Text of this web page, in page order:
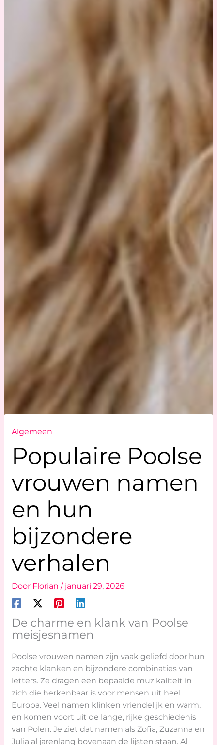
Algemeen
Populaire Poolse
vrouwen namen
en hun
bijzondere
verhalen
Door Florian / januari 29, 2026
De charme en klank van Poolse
meisjesnamen
Poolse vrouwen namen zijn vaak geliefd door hun
zachte klanken en bijzondere combinaties van
letters. Ze dragen een bepaalde muzikaliteit in
zich die herkenbaar is voor mensen uit heel
Europa. Veel namen klinken vriendelijk en warm,
en komen voort uit de lange, rijke geschiedenis
van Polen. Je ziet dat namen als Zofia, Zuzanna en
Julia al jarenlang bovenaan de lijsten staan. Al